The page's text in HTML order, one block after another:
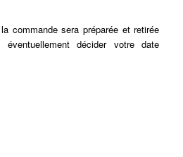
commande sera préparée et retirée
décider votre date